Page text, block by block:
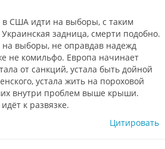
США идти на выборы, с таким
задница, смерти подобно.
на выборы, не оправдав надежд
не комильфо. Европа начинает
от санкций, устала быть дойной
устала жить на пороховой
внутри проблем выше крыши.
к развязке.
Цитировать